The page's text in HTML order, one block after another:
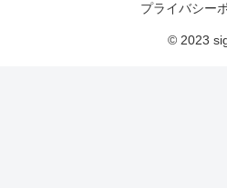
プライバシー
© 2023